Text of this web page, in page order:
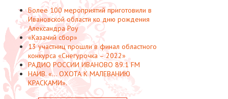
Более 100 мероприятий приготовили в
Ивановской области ко дню рождения
Александра Роу
«Казачий сбор»
13 участниц прошли в финал областного
конкурса «Снегурочка – 2022»
РАДИО РОССИИ ИВАНОВО 89.1 FM
НАИВ. «... ОХОТА К МАЛЕВАНИЮ
КРАСКАМИ».